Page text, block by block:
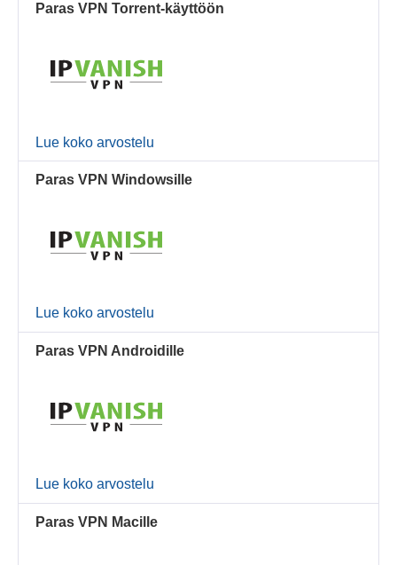
Paras VPN Torrent-käyttöön
Lue koko arvostelu
Paras VPN Windowsille
Lue koko arvostelu
Paras VPN Androidille
Lue koko arvostelu
Paras VPN Macille